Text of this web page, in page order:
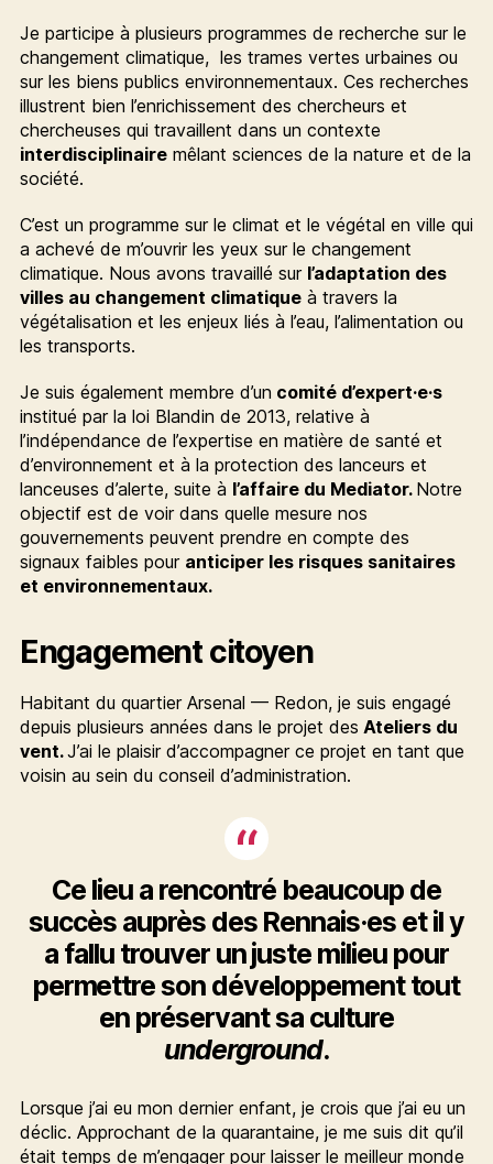
Je participe à plusieurs programmes de recherche sur le
changement climatique, les trames vertes urbaines ou
sur les biens publics environnementaux. Ces recherches
illustrent bien l’enrichissement des chercheurs et
chercheuses qui travaillent dans un contexte
interdisciplinairemêlant sciences de la nature et de la
société.
C’est un programme sur le climat et le végétal en ville qui
a achevé de m’ouvrir les yeux sur le changement
climatique. Nous avons travaillé sur l’adaptation des
villes au changement climatiqueà travers la
végétalisation et les enjeux liés à l’eau, l’alimentation ou
les transports.
Je suis également membre d’un comité d’expert·e·s
institué par la loi Blandin de 2013, relative à
l’indépendance de l’expertise en matière de santé et
d’environnement et à la protection des lanceurs et
lanceuses d’alerte, suite à l’affaire du Mediator. Notre
objectif est de voir dans quelle mesure nos
gouvernements peuvent prendre en compte des
signaux faibles pour anticiper les risques sanitaires
et environnementaux.
Engagement citoyen
Habitant du quartier Arsenal — Redon, je suis engagé
depuis plusieurs années dans le projet des Ateliers du
vent.J’ai le plaisir d’accompagner ce projet en tant que
voisin au sein du conseil d’administration.
Ce lieu a rencontré beaucoup de
succès auprès des Rennais·es et il y
a fallu trouver un juste milieu pour
permettre son développement tout
en préservant sa culture
underground.
Lorsque j’ai eu mon dernier enfant, je crois que j’ai eu un
déclic. Approchant de la quarantaine, je me suis dit qu’il
était temps de m’engager pour laisser le meilleur monde